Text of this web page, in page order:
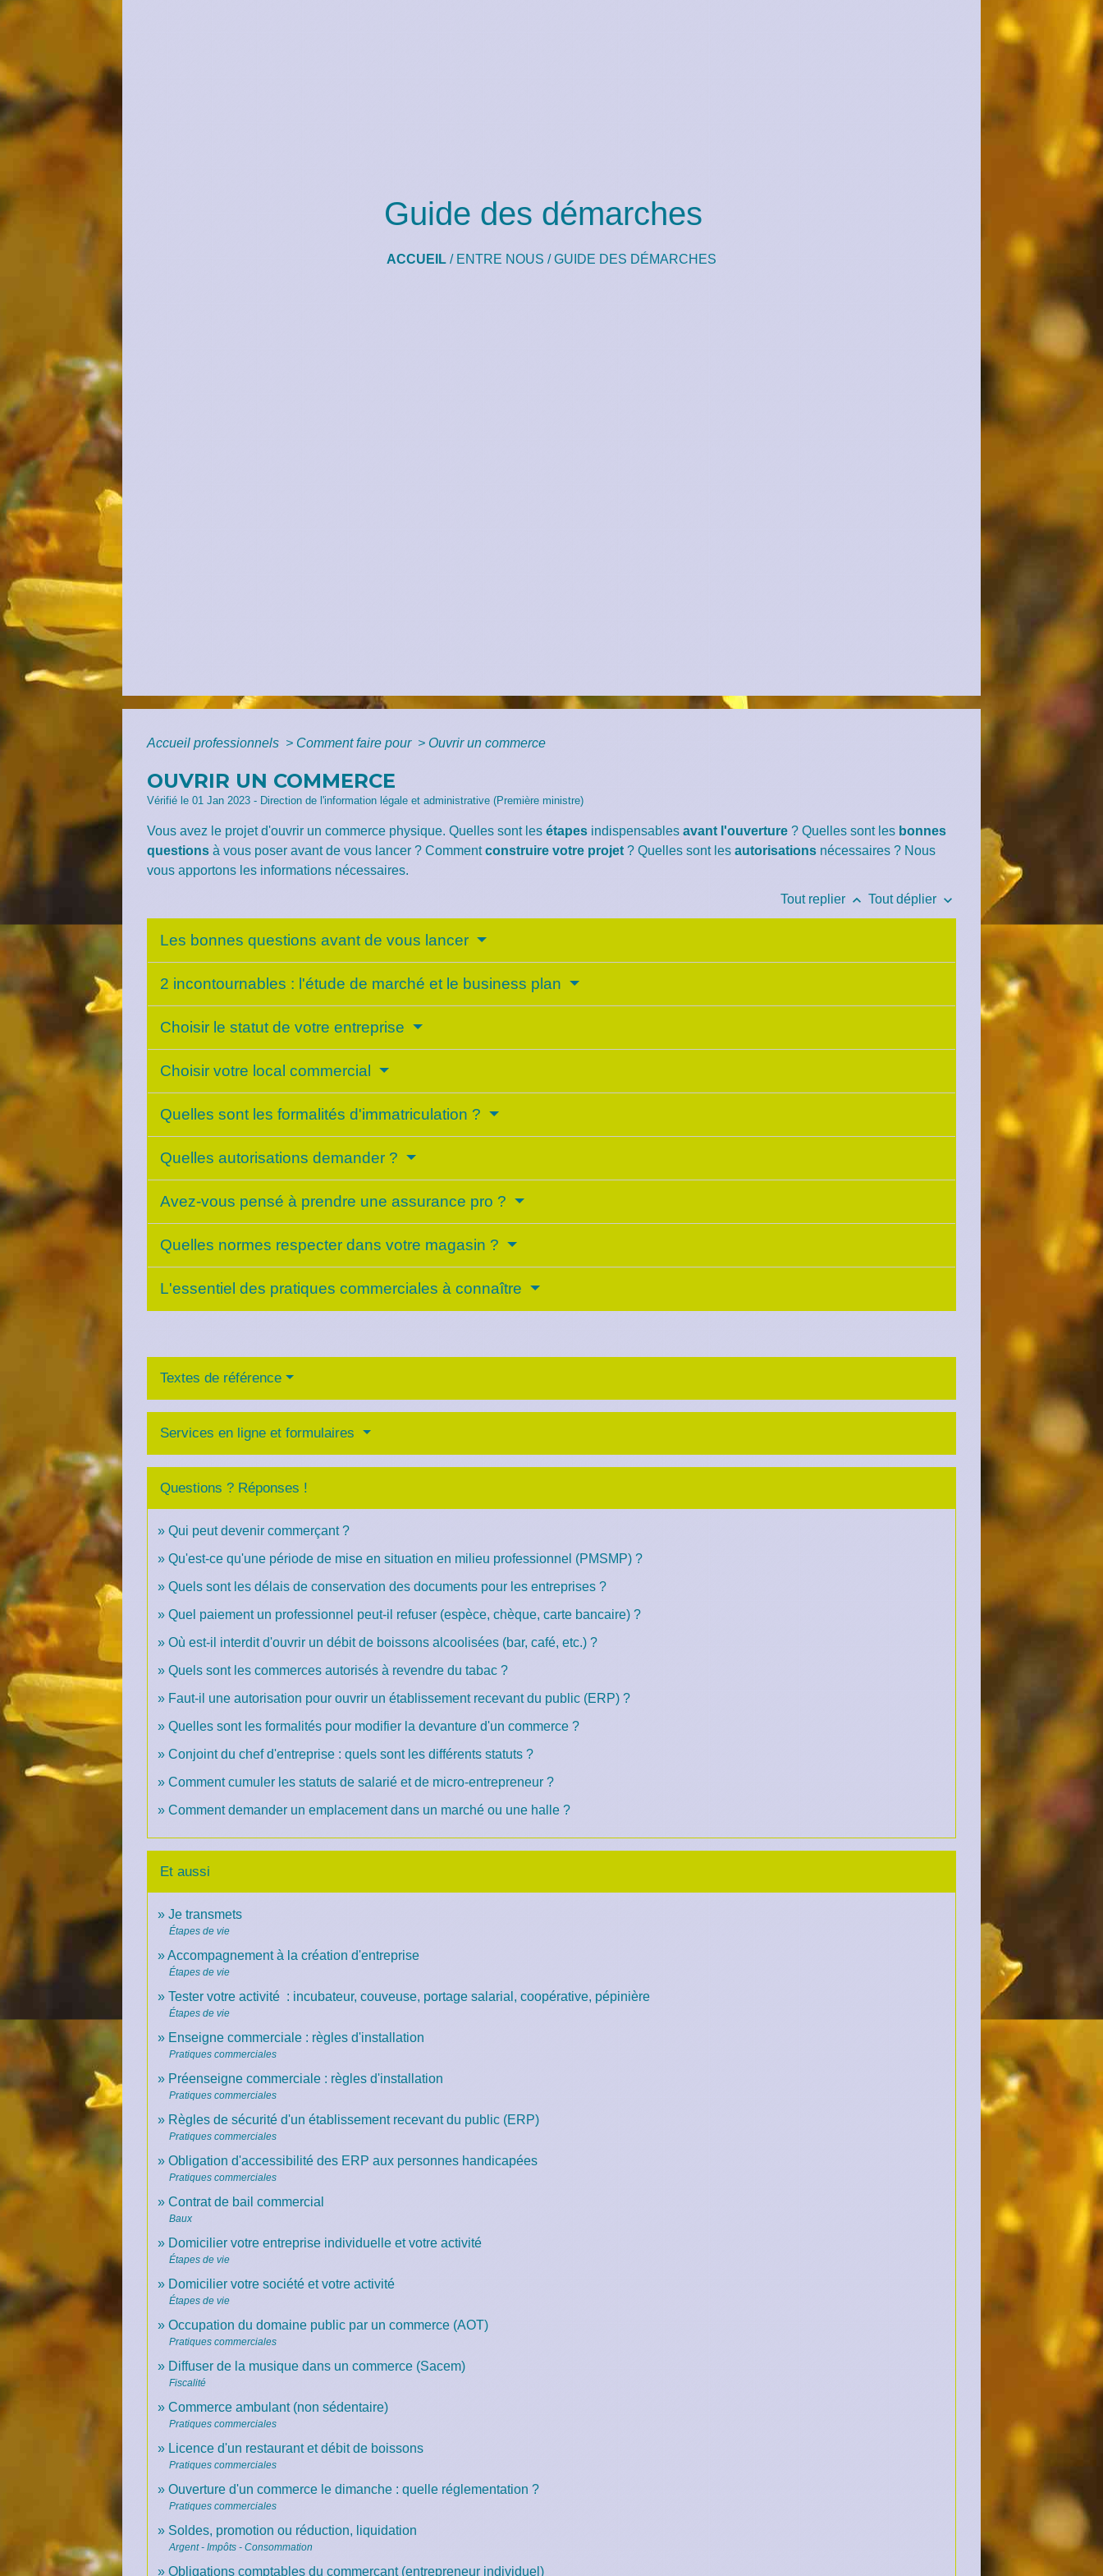
Guide des démarches
ACCUEIL / ENTRE NOUS /GUIDE DES DÉMARCHES
Accueil professionnels > Comment faire pour > Ouvrir un commerce
OUVRIR UN COMMERCE
Vérifié le 01 Jan 2023 - Direction de l'information légale et administrative (Première ministre)
Vous avez le projet d'ouvrir un commerce physique. Quelles sont lesétapes indispensablesavant l'ouverture ? Quelles sont les bonnes
questions à vous poser avant de vous lancer ? Commentconstruire votre projet ? Quelles sont lesautorisations nécessaires ? Nous
vous apportons les informations nécessaires.
Tout replier keyboard_arrow_up Tout déplier keyboard_arrow_down
Les bonnes questions avant de vous lancer
2 incontournables : l'étude de marché et le business plan
Choisir le statut de votre entreprise
Choisir votre local commercial
Quelles sont les formalités d'immatriculation ?
Quelles autorisations demander ?
Avez-vous pensé à prendre une assurance pro ?
Quelles normes respecter dans votre magasin ?
L'essentiel des pratiques commerciales à connaître
Textes de référence
Services en ligne et formulaires
Questions ? Réponses !
Qui peut devenir commerçant ?
Qu'est-ce qu'une période de mise en situation en milieu professionnel (PMSMP) ?
Quels sont les délais de conservation des documents pour les entreprises ?
Quel paiement un professionnel peut-il refuser (espèce, chèque, carte bancaire) ?
Où est-il interdit d'ouvrir un débit de boissons alcoolisées (bar, café, etc.) ?
Quels sont les commerces autorisés à revendre du tabac ?
Faut-il une autorisation pour ouvrir un établissement recevant du public (ERP) ?
Quelles sont les formalités pour modifier la devanture d'un commerce ?
Conjoint du chef d'entreprise : quels sont les différents statuts ?
Comment cumuler les statuts de salarié et de micro-entrepreneur ?
Comment demander un emplacement dans un marché ou une halle ?
Et aussi
Je transmets
Étapes de vie
Accompagnement à la création d'entreprise
Étapes de vie
Tester votre activité : incubateur, couveuse, portage salarial, coopérative, pépinière
Étapes de vie
Enseigne commerciale : règles d'installation
Pratiques commerciales
Préenseigne commerciale : règles d'installation
Pratiques commerciales
Règles de sécurité d'un établissement recevant du public (ERP)
Pratiques commerciales
Obligation d'accessibilité des ERP aux personnes handicapées
Pratiques commerciales
Contrat de bail commercial
Baux
Domicilier votre entreprise individuelle et votre activité
Étapes de vie
Domicilier votre société et votre activité
Étapes de vie
Occupation du domaine public par un commerce (AOT)
Pratiques commerciales
Diffuser de la musique dans un commerce (Sacem)
Fiscalité
Commerce ambulant (non sédentaire)
Pratiques commerciales
Licence d'un restaurant et débit de boissons
Pratiques commerciales
Ouverture d'un commerce le dimanche : quelle réglementation ?
Pratiques commerciales
Soldes, promotion ou réduction, liquidation
Argent - Impôts - Consommation
Obligations comptables du commerçant (entrepreneur individuel)